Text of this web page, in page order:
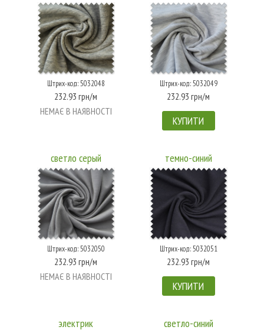
Штрих-код: 5032048
232.93 грн/м
НЕМАЄ В НАЯВНОСТІ
Штрих-код: 5032049
232.93 грн/м
КУПИТИ
светло серый
Штрих-код: 5032050
232.93 грн/м
НЕМАЄ В НАЯВНОСТІ
темно-синий
Штрих-код: 5032051
232.93 грн/м
КУПИТИ
электрик светло-синий